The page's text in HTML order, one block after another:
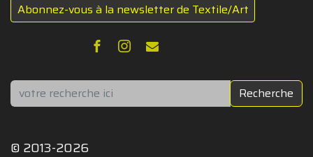
Abonnez-vous à la newsletter de Textile/Art
Rechercher Recherche
© 2013-2026